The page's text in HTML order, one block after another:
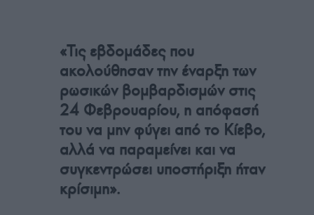
«Τις εβδομάδες που
ακολούθησαν την έναρξη των
ρωσικών βομβαρδισμών στις
24 Φεβρουαρίου, η απόφασή
του να μην φύγει από το Κίεβο,
αλλά να παραμείνει και να
συγκεντρώσει υποστήριξη ήταν
κρίσιμη».